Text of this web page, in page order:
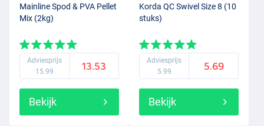
Mainline Spod & PVA Pellet
Mix (2kg)
Adviesprijs
15.99
13.53
Bekijk
Korda QC Swivel Size 8 (10
stuks)
Adviesprijs
5.99
5.69
Bekijk